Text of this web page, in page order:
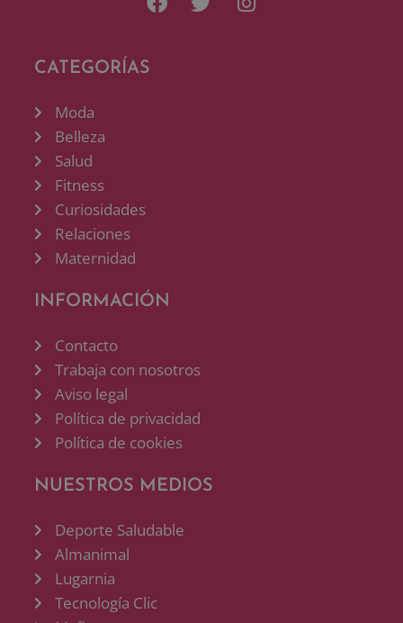
CATEGORÍAS
Moda
Belleza
Salud
Fitness
Curiosidades
Relaciones
Maternidad
INFORMACIÓN
Contacto
Trabaja con nosotros
Aviso legal
Política de privacidad
Política de cookies
NUESTROS MEDIOS
Deporte Saludable
Almanimal
Lugarnia
Tecnología Clic